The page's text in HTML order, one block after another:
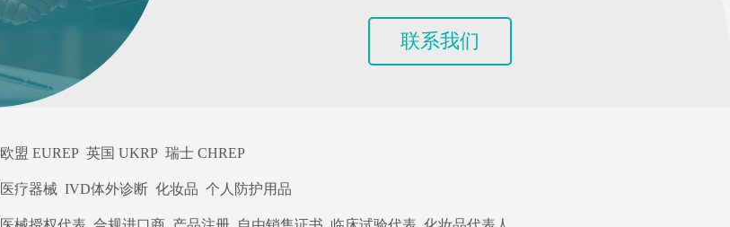
联系我们
欧盟 EUREP 英国 UKRP 瑞士 CHREP
医疗器械 IVD体外诊断 化妆品 个人防护用品